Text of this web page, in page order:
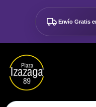
contenido
Envío Gratis